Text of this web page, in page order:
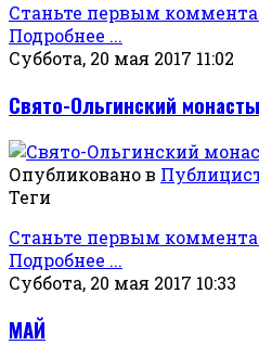
Станьте первым
Подробнее ...
Суббота, 20 мая 2017 11:02
Свято-Ольгинский
Опубликовано в
Теги
Станьте первым
Подробнее ...
Суббота, 20 мая 2017 10:33
МАЙ